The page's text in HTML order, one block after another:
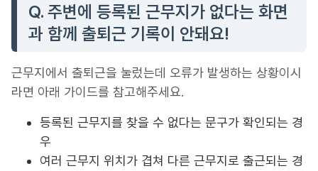
Q. 주변에 등록된 근무지가 없다는 화면
과 함께 출퇴근 기록이 안돼요!
근무지에서 출퇴근을 눌렀는데 오류가 발생하는 상황이시
라면 아래 가이드를 참고해주세요.
등록된 근무지를 찾을 수 없다는 문구가 확인되는 경
우
여러 근무지 위치가 겹쳐 다른 근무지로 출근되는 경